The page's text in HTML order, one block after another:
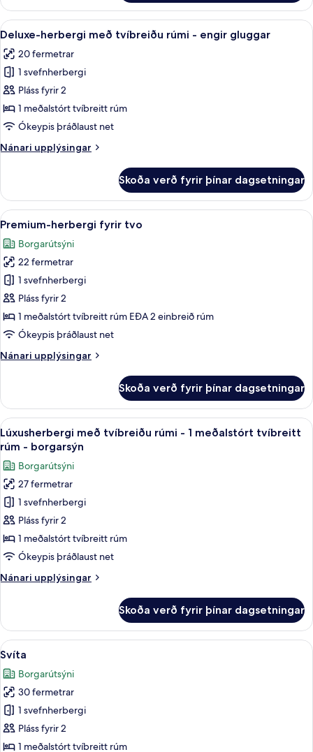
Luxury
Double
Room
Skoða
allar
myndir
fyrir
Deluxe-
herbergi
með
rúmi
gluggar
Deluxe-herbergi með tvíbreiðu
4
Deluxe-herbergi með tvíbreiðu rúmi - engir gluggar
20 fermetrar
1 svefnherbergi
Pláss fyrir 2
1 meðalstórt tvíbreitt rúm
Ókeypis þráðlaust net
Nánari upplýsingar
Nánari
herbergi
með
tvíbreiðu
-
engir
gluggar
Skoða verð fyrir þínar dagsetningar
Skoða
allar
myndir
fyrir
Premium-
herbergi
fyrir
tvo
Premium-herbergi fyrir tvo |
5
Premium-herbergi fyrir tvo
Borgarútsýni
22 fermetrar
1 svefnherbergi
Pláss fyrir 2
1 meðalstórt tvíbreitt rúm EÐA 2 einbreið rúm
Ókeypis þráðlaust net
Nánari upplýsingar
Nánari
herbergi
fyrir
tvo
Skoða verð fyrir þínar dagsetningar
Skoða
allar
myndir
fyrir
Lúxusherbergi
með
tvíbreiðu
rúmi
-
meðalstórt
borgarsýn
Lúxusherbergi með tvíbreiðu rúmi
5
Lúxusherbergi með tvíbreiðu rúmi - 1 meðalstórt tvíbreitt
rúm - borgarsýn
Borgarútsýni
27 fermetrar
1 svefnherbergi
Pláss fyrir 2
1 meðalstórt tvíbreitt rúm
Ókeypis þráðlaust net
Nánari upplýsingar
Nánari
með
tvíbreiðu
rúmi
meðalstórt
tvíbreitt
rúm
borgarsýn
Skoða verð fyrir þínar dagsetningar
Skoða
allar
myndir
fyrir
Svíta
Svíta | Míníbar, öryggishólf í
5
Svíta
Borgarútsýni
30 fermetrar
1 svefnherbergi
Pláss fyrir 2
1 meðalstórt tvíbreitt rúm